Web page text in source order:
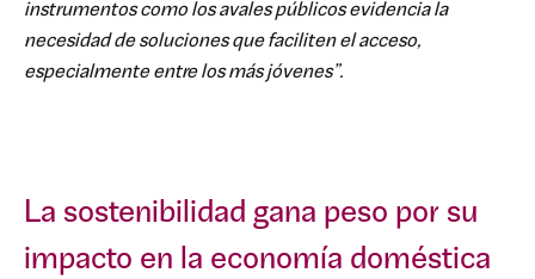
instrumentos como los avales públicos evidencia la
necesidad de soluciones que faciliten el acceso,
especialmente entre los más jóvenes”.
La sostenibilidad gana peso por su
impacto en la economía doméstica